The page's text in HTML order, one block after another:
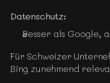
Datenschutz:
Besser als Google,
Für Schweizer
Bing zunehmend